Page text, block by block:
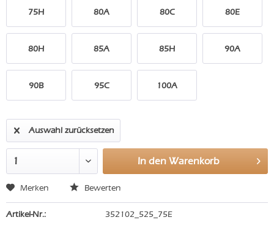
75H 80A 80C 80E
80H 85A 85H 90A
90B 95C 100A
Auswahl zurücksetzen
In den Warenkorb
Merken Bewerten
Artikel-Nr.: 352102_525_75E